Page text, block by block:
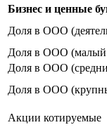
Бизнес и ценные
Доля в ООО
Доля в ООО (малый
Доля в ООО
Доля в ООО
Акции котируемые